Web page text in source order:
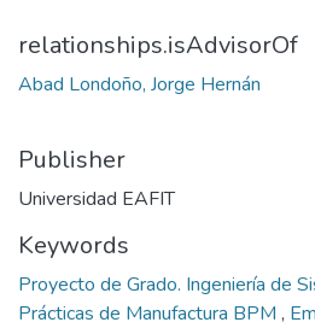
relationships.isAdvisorOf
Abad Londoño, Jorge Hernán
Publisher
Universidad EAFIT
Keywords
Proyecto de Grado. Ingeniería de
Prácticas de Manufactura BPM ,